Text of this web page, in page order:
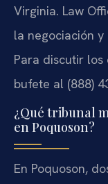
Virginia. Law
la negociación
Para discutir
bufete al (888)
¿Qué tribunal
en Poquoson?
En Poquoson,